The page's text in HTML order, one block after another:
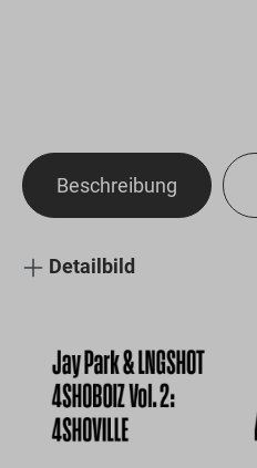
Beschreibung
Detailbild